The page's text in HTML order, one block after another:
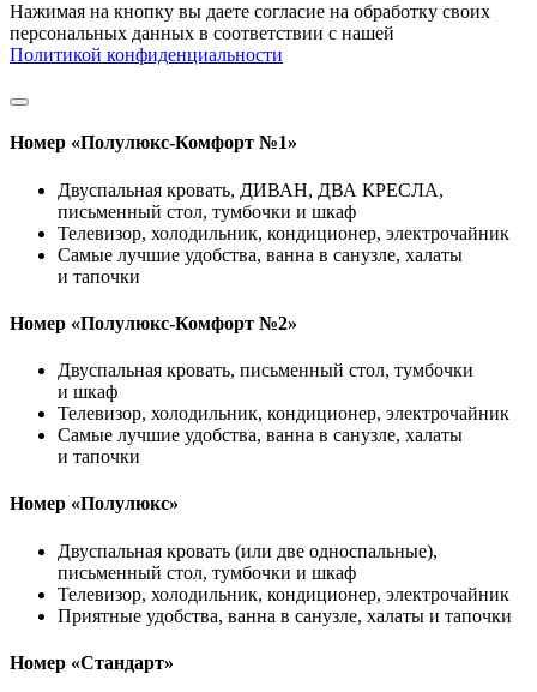
Нажимая на кнопку вы даете согласие на обработку своих
персональных данных в соответствии с нашей
Политикой конфиденциальности
Номер «Полулюкс-Комфорт №1»
Двуспальная кровать, ДИВАН, ДВА КРЕСЛА,
письменный стол, тумбочки и шкаф
Телевизор, холодильник, кондиционер, электрочайник
Самые лучшие удобства, ванна в санузле, халаты
и тапочки
Номер «Полулюкс-Комфорт №2»
Двуспальная кровать, письменный стол, тумбочки
и шкаф
Телевизор, холодильник, кондиционер, электрочайник
Самые лучшие удобства, ванна в санузле, халаты
и тапочки
Номер «Полулюкс»
Двуспальная кровать (или две односпальные),
письменный стол, тумбочки и шкаф
Телевизор, холодильник, кондиционер, электрочайник
Приятные удобства, ванна в санузле, халаты и тапочки
Номер «Стандарт»